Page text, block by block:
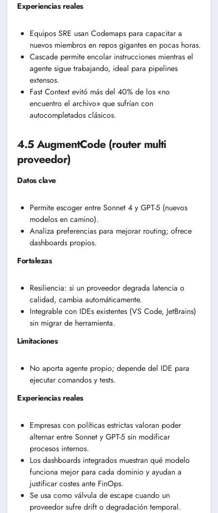
Experiencias reales
Equipos SRE usan Codemaps para capacitar a
nuevos miembros en repos gigantes en pocas horas.
Cascade permite encolar instrucciones mientras el
agente sigue trabajando, ideal para pipelines
extensos.
Fast Context evitó más del 40% de los «no
encuentro el archivo» que sufrían con
autocompletados clásicos.
4.5 AugmentCode (router multi
proveedor)
Datos clave
Permite escoger entre Sonnet 4 y GPT-5 (nuevos
modelos en camino).
Analiza preferencias para mejorar routing; ofrece
dashboards propios.
Fortalezas
Resiliencia: si un proveedor degrada latencia o
calidad, cambia automáticamente.
Integrable con IDEs existentes (VS Code, JetBrains)
sin migrar de herramienta.
Limitaciones
No aporta agente propio; depende del IDE para
ejecutar comandos y tests.
Experiencias reales
Empresas con políticas estrictas valoran poder
alternar entre Sonnet y GPT-5 sin modificar
procesos internos.
Los dashboards integrados muestran qué modelo
funciona mejor para cada dominio y ayudan a
justificar costes ante FinOps.
Se usa como válvula de escape cuando un
proveedor sufre drift o degradación temporal.